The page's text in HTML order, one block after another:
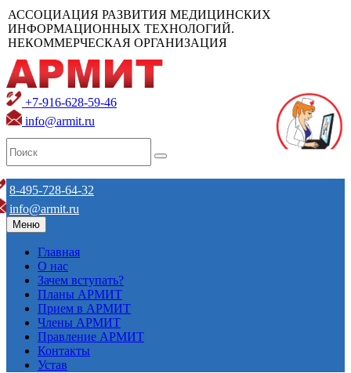
АССОЦИАЦИЯ РАЗВИТИЯ МЕДИЦИНСКИХ
ИНФОРМАЦИОННЫХ ТЕХНОЛОГИЙ.
НЕКОММЕРЧЕСКАЯ ОРГАНИЗАЦИЯ
+7-916-628-59-46
info@armit.ru
8-495-728-64-32
info@armit.ru
Меню
Главная
О нас
Зачем вступать?
Планы АРМИТ
Прием в АРМИТ
Члены АРМИТ
Правление АРМИТ
Контакты
Устав